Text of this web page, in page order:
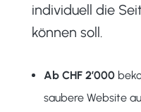
individuell die
können soll.
Ab CHF 2’000
saubere Website